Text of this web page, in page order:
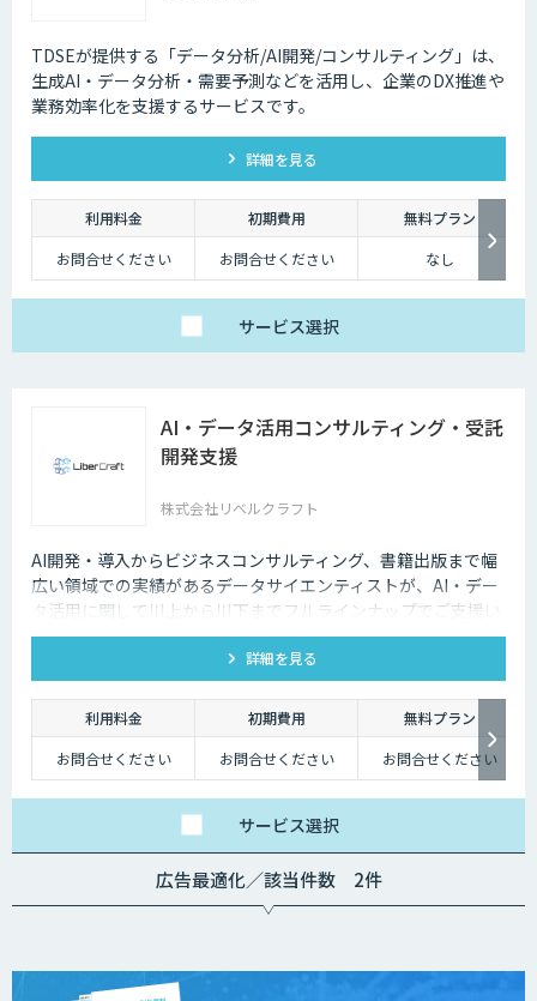
TDSEが提供する「データ分析/AI開発/コンサルティング」は、
生成AI・データ分析・需要予測などを活用し、企業のDX推進や
業務効率化を支援するサービスです。
詳細を見る
利用料金 初期費用
無料プラン
お問合せください
お問合せください なし
サービス選択
AI・データ活用コンサルティング・受託
開発支援
株式会社リベルクラフト
AI開発・導入からビジネスコンサルティング、書籍出版まで幅
広い領域での実績があるデータサイエンティストが、AI・デー
タ活用に関して川上から川下までフルラインナップでご支援い
たします。
詳細を見る
利用料金 初期費用
無料プラン
お問合せください
お問合せください お問合せください
サービス選択
広告最適化／該当件数 2件